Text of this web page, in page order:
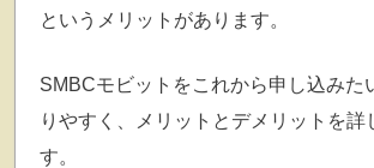
というメリットがあります。
SMBCモビットをこれから申し込みた
りやすく、メリットとデメリットを詳
す。